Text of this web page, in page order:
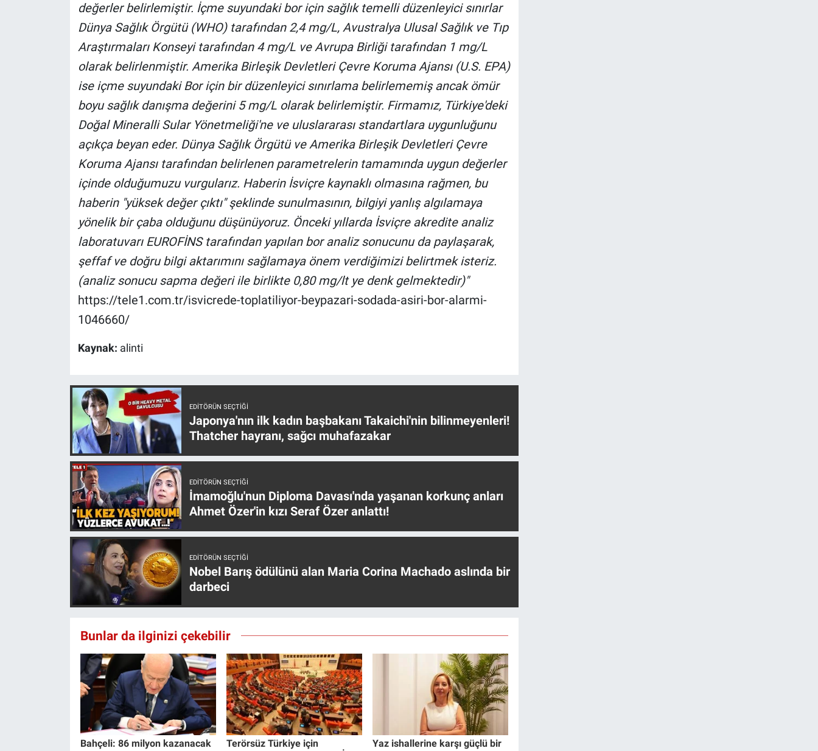
değerler belirlemiştir. İçme suyundaki bor için sağlık temelli düzenleyici sınırlar
Dünya Sağlık Örgütü (WHO) tarafından 2,4 mg/L, Avustralya Ulusal Sağlık ve Tıp
Araştırmaları Konseyi tarafından 4 mg/L ve Avrupa Birliği tarafından 1 mg/L
olarak belirlenmiştir. Amerika Birleşik Devletleri Çevre Koruma Ajansı (U.S. EPA)
ise içme suyundaki Bor için bir düzenleyici sınırlama belirlememiş ancak ömür
boyu sağlık danışma değerini 5 mg/L olarak belirlemiştir. Firmamız, Türkiye'deki
Doğal Mineralli Sular Yönetmeliği'ne ve uluslararası standartlara uygunluğunu
açıkça beyan eder. Dünya Sağlık Örgütü ve Amerika Birleşik Devletleri Çevre
Koruma Ajansı tarafından belirlenen parametrelerin tamamında uygun değerler
içinde olduğumuzu vurgularız. Haberin İsviçre kaynaklı olmasına rağmen, bu
haberin "yüksek değer çıktı" şeklinde sunulmasının, bilgiyi yanlış algılamaya
yönelik bir çaba olduğunu düşünüyoruz. Önceki yıllarda İsviçre akredite analiz
laboratuvarı EUROFİNS tarafından yapılan bor analiz sonucunu da paylaşarak,
şeffaf ve doğru bilgi aktarımını sağlamaya önem verdiğimizi belirtmek isteriz.
(analiz sonucu sapma değeri ile birlikte 0,80 mg/lt ye denk gelmektedir)"
https://tele1.com.tr/isvicrede-toplatiliyor-beypazari-sodada-asiri-bor-alarmi-
1046660/
Kaynak: alinti
EDITÖRÜN SEÇTIĞI
Japonya'nın ilk kadın başbakanı Takaichi'nin bilinmeyenleri!
Thatcher hayranı, sağcı muhafazakar
EDITÖRÜN SEÇTIĞI
İmamoğlu'nun Diploma Davası'nda yaşanan korkunç anları
Ahmet Özer'in kızı Seraf Özer anlattı!
EDITÖRÜN SEÇTIĞI
Nobel Barış ödülünü alan Maria Corina Machado aslında bir
darbeci
Bunlar da ilginizi çekebilir
Bahçeli: 86 milyon kazanacak
Terörsüz Türkiye için
Yaz ishallerine karşı güçlü bir